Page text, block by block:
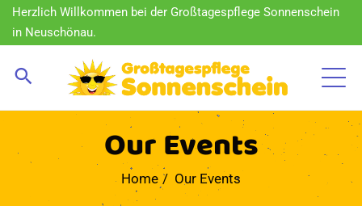
Herzlich Willkommen bei der Großtagespflege Sonnenschein
in Neuschönau.
Our Events
Home Our Events